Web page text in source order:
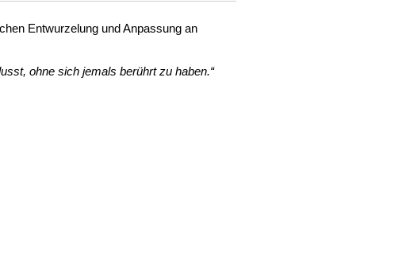
Entwurzelung und Anpassung an
ohne sich jemals berührt zu haben.“